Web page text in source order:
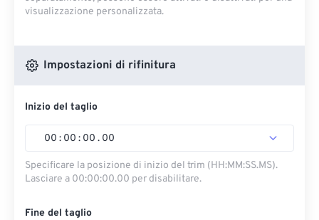
visualizzazione personalizzata.
Impostazioni di rifinitura
Inizio del taglio
00 : 00 : 00 . 00
Specificare la posizione di inizio del trim (HH:MM:SS.MS).
Lasciare a 00:00:00.00 per disabilitare.
Fine del taglio